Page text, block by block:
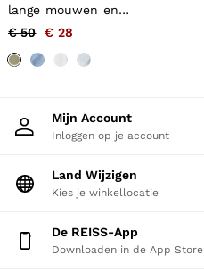
lange mouwen en
Knoopsluiting in tijmgroen
€ 50 € 28
Mijn Account
Inloggen op je account
Land Wijzigen
Kies je winkellocatie
De REISS-App
Downloaden in de App Store